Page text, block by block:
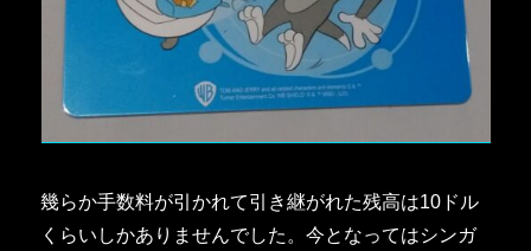
幾らか手数料が引かれて引き継がれた残高は10ドル
くらいしかありませんでした。今となってはシンガ